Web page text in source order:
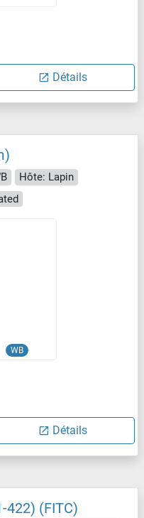
Détails
Hôte: Lapin
WB
Détails
422) (FITC)